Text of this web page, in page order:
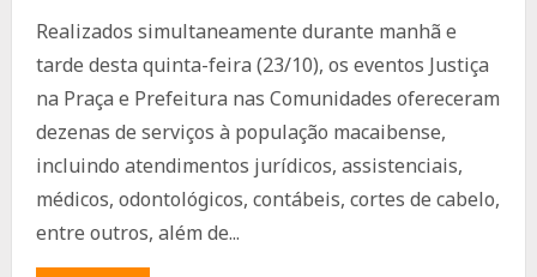
Realizados simultaneamente durante manhã e
tarde desta quinta-feira (23/10), os eventos Justiça
na Praça e Prefeitura nas Comunidades ofereceram
dezenas de serviços à população macaibense,
incluindo atendimentos jurídicos, assistenciais,
médicos, odontológicos, contábeis, cortes de cabelo,
entre outros, além de...